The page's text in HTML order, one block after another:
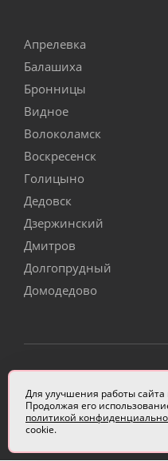
Апрелевка
Балашиха
Бронницы
Видное
Волоколамск
Воскресенск
Голицыно
Дедовск
Дзержинский
Дмитров
Долгопрудный
Домодедово
ИП Чулкова
Для улучшения работы
Продолжая его
политикой
cookie.